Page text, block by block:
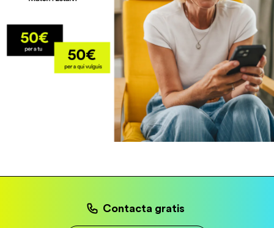
Contacta gratis